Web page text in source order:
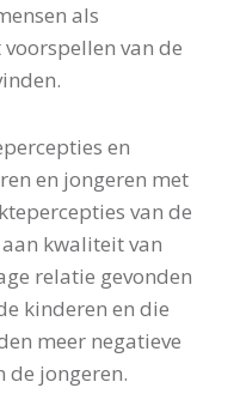
als
van de
en
en jongeren met
van de
kwaliteit van
relatie gevonden
kinderen en die
meer negatieve
de jongeren.